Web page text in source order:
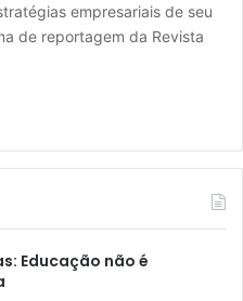
empresariais de seu
de reportagem da Revista
Educação não é